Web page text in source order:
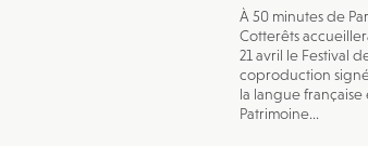
À 50 minutes de
Cotterêts
21 avril le Festival
coproduction
la langue française
Patrimoine...